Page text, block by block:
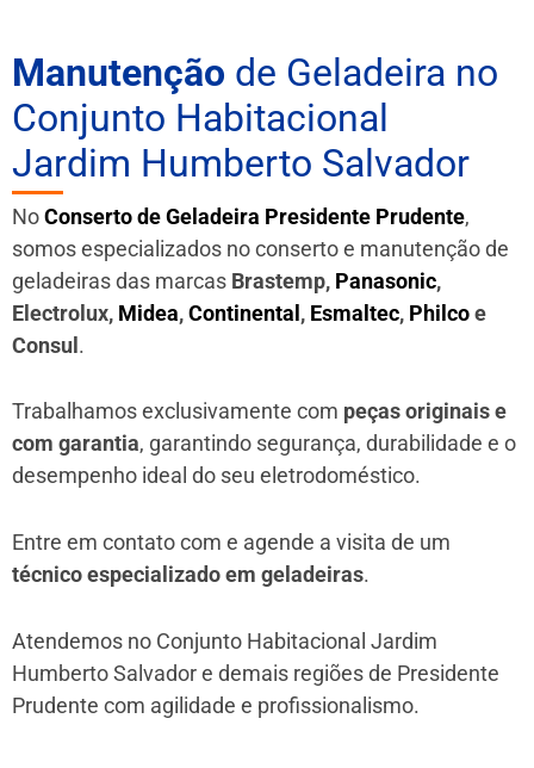
Manutenção de Geladeira no
Conjunto Habitacional
Jardim Humberto Salvador
NoConserto de Geladeira Presidente Prudente,
somos especializados no conserto e manutenção de
geladeiras das marcas Brastemp, Panasonic,
Electrolux, Midea,Continental, Esmaltec, Philcoe
Consul.
Trabalhamos exclusivamente com peças originais e
com garantia, garantindo segurança, durabilidade e o
desempenho ideal do seu eletrodoméstico.
Entre em contato com e agende a visita de um
técnico especializado em geladeiras.
Atendemos no Conjunto Habitacional Jardim
Humberto Salvador e demais regiões de Presidente
Prudente com agilidade e profissionalismo.